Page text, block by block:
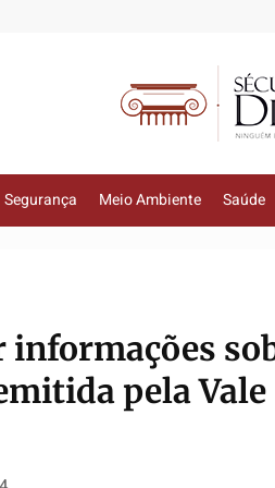
Segurança Meio Ambiente Saúde
pela Vale